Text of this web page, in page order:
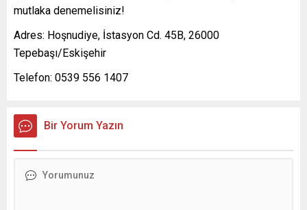
mutlaka denemelisiniz!
Adres: Hoşnudiye, İstasyon Cd. 45B, 26000
Tepebaşı/Eskişehir
Telefon: 0539 556 1407
Bir Yorum Yazın